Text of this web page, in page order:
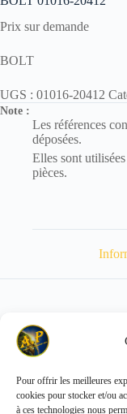
Pour offrir les meilleures
cookies pour stocker et/ou
à ces technologies nous
Prix sur demande
BOLT
UGS : 01016-20412
Note :
Les références
déposées.
Elles sont
pièces.
Poids
Copyright ©